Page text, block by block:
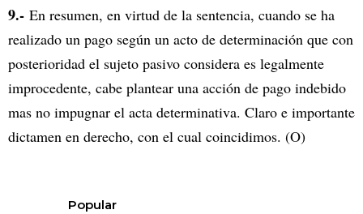
9.- En resumen, en virtud de la sentencia, cuando se ha
realizado un pago según un acto de determinación que con
posterioridad el sujeto pasivo considera es legalmente
improcedente, cabe plantear una acción de pago indebido
mas no impugnar el acta determinativa. Claro e importante
dictamen en derecho, con el cual coincidimos. (O)
Popular